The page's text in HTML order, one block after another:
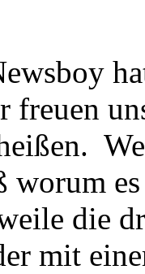
freuen
worum
die
mit